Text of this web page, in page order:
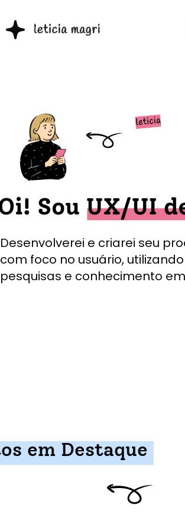
Desenvolverei e criarei seu
com foco no usuário,
pesquisas e conhecimento
em Destaque